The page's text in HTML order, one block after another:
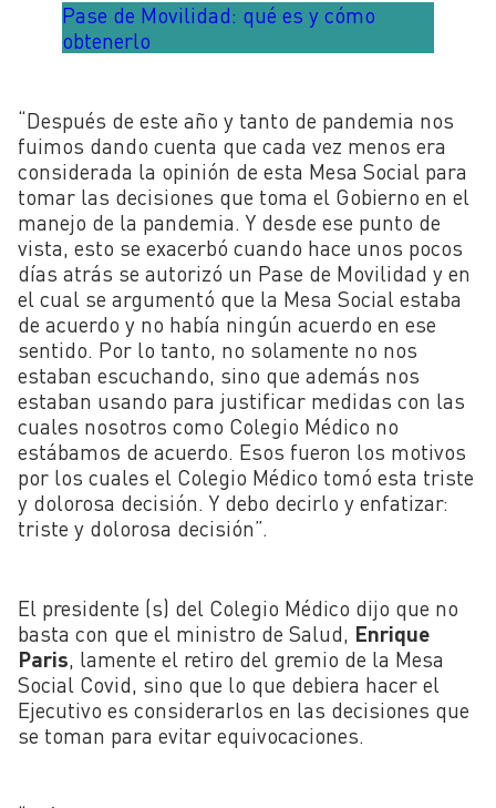
Pase de Movilidad: qué es y cómo
obtenerlo
“Después de este año y tanto de pandemia nos
fuimos dando cuenta que cada vez menos era
considerada la opinión de esta Mesa Social para
tomar las decisiones que toma el Gobierno en el
manejo de la pandemia. Y desde ese punto de
vista, esto se exacerbó cuando hace unos pocos
días atrás se autorizó un Pase de Movilidad y en
el cual se argumentó que la Mesa Social estaba
de acuerdo y no había ningún acuerdo en ese
sentido. Por lo tanto, no solamente no nos
estaban escuchando, sino que además nos
estaban usando para justificar medidas con las
cuales nosotros como Colegio Médico no
estábamos de acuerdo. Esos fueron los motivos
por los cuales el Colegio Médico tomó esta triste
y dolorosa decisión. Y debo decirlo y enfatizar:
triste y dolorosa decisión”.
El presidente (s) del Colegio Médico dijo que no
basta con que el ministro de Salud, Enrique
Paris, lamente el retiro del gremio de la Mesa
Social Covid, sino que lo que debiera hacer el
Ejecutivo es considerarlos en las decisiones que
se toman para evitar equivocaciones.